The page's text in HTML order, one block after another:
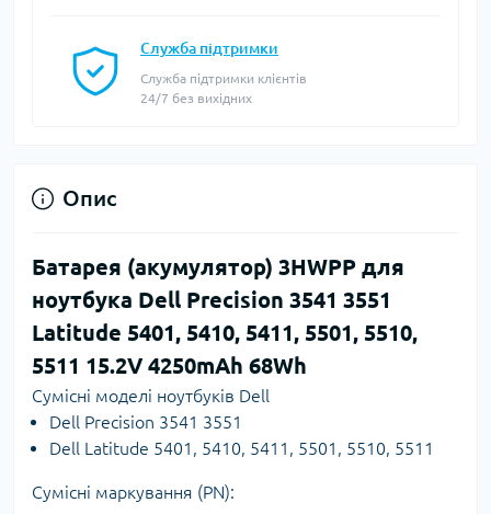
Служба підтримки
Служба підтримки клієнтів
24/7 без вихідних
Опис
Батарея (акумулятор) 3HWPP для
ноутбука Dell Precision 3541 3551
Latitude 5401, 5410, 5411, 5501, 5510,
5511 15.2V 4250mAh 68Wh
Сумісні моделі ноутбуків Dell
Dell Precision 3541 3551
Dell Latitude 5401, 5410, 5411, 5501, 5510, 5511
Сумісні маркування (PN):